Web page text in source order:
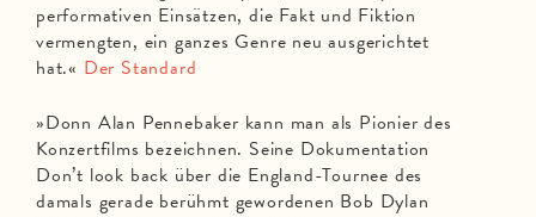
performativen Einsätzen, die Fakt und Fiktion
vermengten, ein ganzes Genre neu ausgerichtet
hat.« Der Standard
»Donn Alan Pennebaker kann man als Pionier des
Konzertfilms bezeichnen. Seine Dokumentation
Don’t look back über die England-Tournee des
damals gerade berühmt gewordenen Bob Dylan